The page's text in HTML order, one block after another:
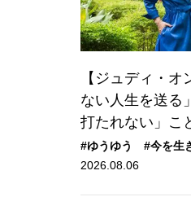
【ジュディ・
ない人生を送る
打たれない」こ
#ゆうゆう #今を生
2026.08.06